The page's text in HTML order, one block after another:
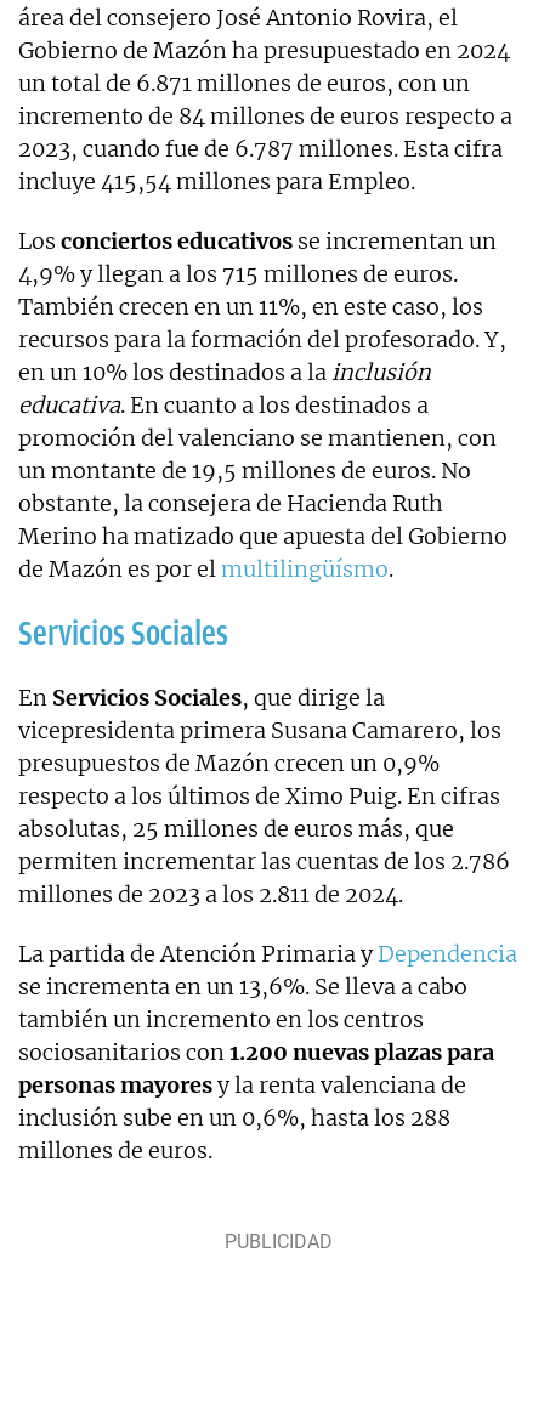
área del consejero José Antonio Rovira, el
Gobierno de Mazón ha presupuestado en 2024
un total de 6.871 millones de euros, con un
incremento de 84 millones de euros respecto a
2023, cuando fue de 6.787 millones. Esta cifra
incluye 415,54 millones para Empleo.
Los conciertos educativos se incrementan un
4,9% y llegan a los 715 millones de euros.
También crecen en un 11%, en este caso, los
recursos para la formación del profesorado. Y,
en un 10% los destinados a lainclusión
educativa. En cuanto a los destinados a
promoción del valenciano se mantienen, con
un montante de 19,5 millones de euros. No
obstante, la consejera de Hacienda Ruth
Merino ha matizado que apuesta del Gobierno
de Mazón es por elmultilingüísmo.
Servicios Sociales
En Servicios Sociales, que dirige la
vicepresidenta primera Susana Camarero, los
presupuestos de Mazón crecen un 0,9%
respecto a los últimos de Ximo Puig. En cifras
absolutas, 25 millones de euros más, que
permiten incrementar las cuentas de los 2.786
millones de 2023 a los 2.811 de 2024.
La partida de Atención Primaria yDependencia
se incrementa en un 13,6%. Se lleva a cabo
también un incremento en los centros
sociosanitarios con1.200 nuevas plazas para
personas mayoresy la renta valenciana de
inclusión sube en un 0,6%, hasta los 288
millones de euros.